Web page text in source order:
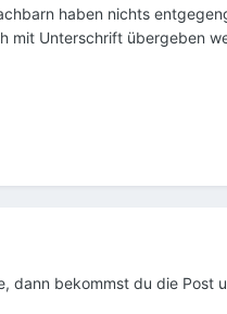
haben nichts
Unterschrift übergeben
dann bekommst du die Post